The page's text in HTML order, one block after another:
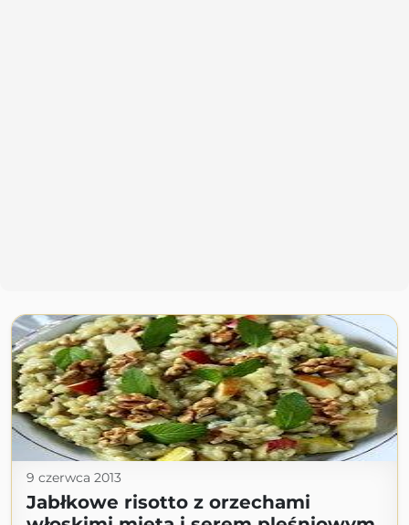
9 czerwca 2013
Jabłkowe risotto z orzechami